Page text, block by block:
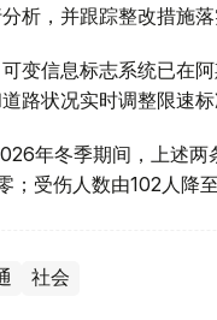
析，并跟踪整改措施落
变信息标志系统已在
路状况实时调整限速标
年冬季期间，上述
；受伤人数由102人降
社会